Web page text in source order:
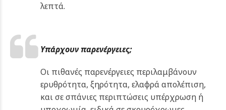
λεπτά.
Υπάρχουν παρενέργειες;
Οι πιθανές παρενέργειες περιλαμβάνουν
ερυθρότητα, ξηρότητα, ελαφρά απολέπιση,
και σε σπάνιες περιπτώσεις υπέρχρωση ή